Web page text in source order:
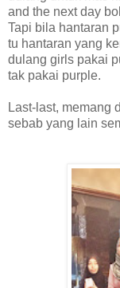
and the next day
Tapi bila hantaran
tu hantaran yang
dulang girls pakai
tak pakai purple.
Last-last, memang
sebab yang lain